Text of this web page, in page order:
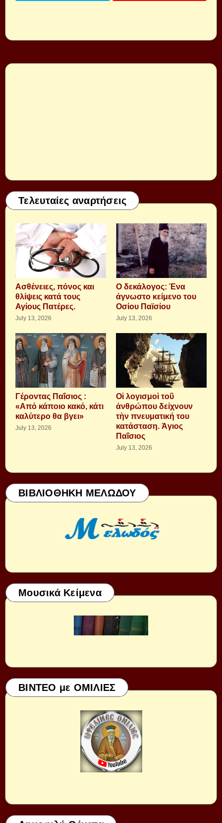
Τελευταίες αναρτήσεις
Aσθένειες, πόνος και
θλίψεις κατά τους
Αγίους Πατέρες.
July 13, 2026
Ο δεκάλογος: Ένα
άγνωστο κείμενο του
Οσίου Παϊσίου
July 13, 2026
Γέροντας Παΐσιος :
«Από κάποιο κακό, κάτι
καλύτερο θα βγει»
July 13, 2026
Οἱ λογισμοὶ τοῦ
ἀνθρώπου δείχνουν
τὴν πνευματική του
κατάσταση. Ἁγιος
Παΐσιος
July 13, 2026
ΒΙΒΛΙΟΘΗΚΗ ΜΕΛΩΔΟΥ
Μουσικά Κείμενα
ΒΙΝΤΕΟ με ΟΜΙΛΙΕΣ